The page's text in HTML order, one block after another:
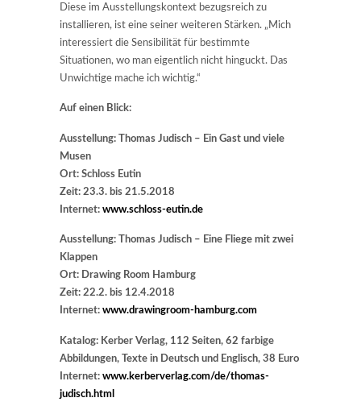
Diese im Ausstellungskontext bezugsreich zu
installieren, ist eine seiner weiteren Stärken. „Mich
interessiert die Sensibilität für bestimmte
Situationen, wo man eigentlich nicht hinguckt. Das
Unwichtige mache ich wichtig.“
Auf einen Blick:
Ausstellung: Thomas Judisch – Ein Gast und viele
Musen
Ort: Schloss Eutin
Zeit: 23.3. bis 21.5.2018
Internet: www.schloss-eutin.de
Ausstellung: Thomas Judisch – Eine Fliege mit zwei
Klappen
Ort: Drawing Room Hamburg
Zeit: 22.2. bis 12.4.2018
Internet: www.drawingroom-hamburg.com
Katalog: Kerber Verlag, 112 Seiten, 62 farbige
Abbildungen, Texte in Deutsch und Englisch, 38 Euro
Internet: www.kerberverlag.com/de/thomas-
judisch.html